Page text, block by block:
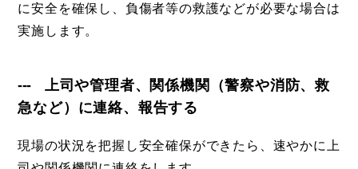
に安全を確保し、負傷者等の救護などが必要な場合は
実施します。
上司や管理者、関係機関（警察や消防、救
急など）に連絡、報告する
現場の状況を把握し安全確保ができたら、速やかに上